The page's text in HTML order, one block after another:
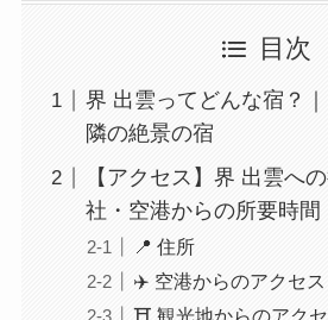
目次
界 出雲ってどんな宿？
隣の絶景の宿
【アクセス】界 出雲へ
社・空港からの所要時間
📍 住所
✈️ 空港からのアクセス
⛩️ 観光地からのアク